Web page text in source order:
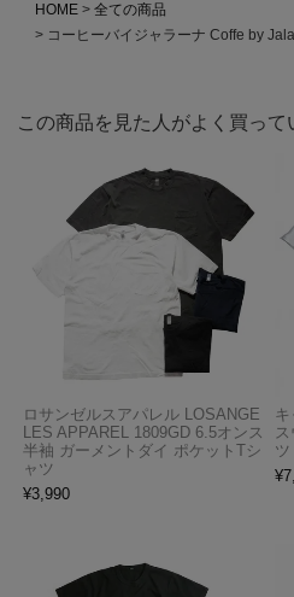
HOME
全ての商品
コーヒーバイジャラーナ Coffe by
この商品を見た人がよく買って
ロサンゼルスアパレル LOSANGE
LES APPAREL 1809GD 6.5オンス
半袖 ガーメントダイ ポケットTシ
ャツ
¥3,990
¥